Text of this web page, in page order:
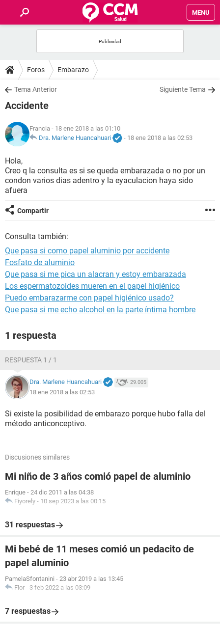
MENU
FOROS
SALUD
NUTRICIÓN
BIENESTAR
SEXUALIDAD
GLOSARIO
Foros Embarazo
Tema Anterior Siguiente Tema
Accidente
Francia - 18 ene 2018 a las 01:10
Dra. Marlene Huancahuari
- 18 ene 2018 a las 02:53
Hola,
Creo q la consulta es si se queda embarazada o no por un
condon varios dias adentro y la eyaculacion haya sido
afuera
Compartir
Consulta también:
Que pasa si como papel aluminio por accidente
Fosfato de aluminio
Que pasa si me pica un alacran y estoy embarazada
Los espermatozoides mueren en el papel higiénico
Puedo embarazarme con papel higiénico usado?
Que pasa si me echo alcohol en la parte íntima hombre
1 respuesta
RESPUESTA 1 / 1
Dra. Marlene Huancahuari 29.005
18 ene 2018 a las 02:53
Si existe la posibilidad de embarazo porque hubo falla del
método anticonceptivo.
Discusiones similares
Mi niño de 3 años comió papel de aluminio
Enrique - 24 dic 2011 a las 04:38
Fiyorely - 10 sep 2023 a las 00:15
31 respuestas
Mi bebé de 11 meses comió un pedacito de
papel aluminio
PamelaSfontanini - 23 abr 2019 a las 13:45
Flor - 3 feb 2022 a las 03:09
7 respuestas